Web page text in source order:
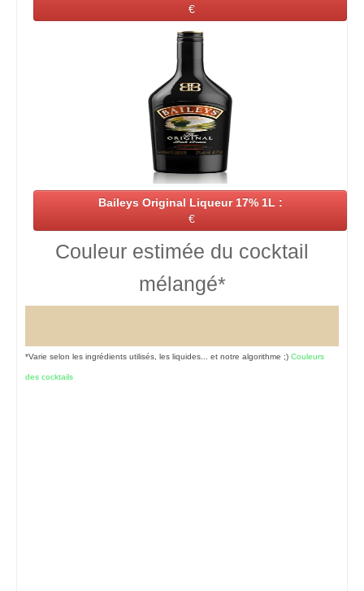
€
Baileys Original Liqueur 17% 1L :
€
Couleur estimée du cocktail
mélangé*
*Varie selon les ingrédients utilisés, les liquides... et notre algorithme ;) Couleurs
des cocktails